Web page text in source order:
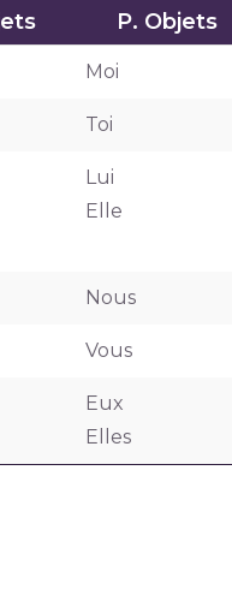
P. Objets
Moi
Toi
Lui
Elle
Nous
Vous
Eux
Elles